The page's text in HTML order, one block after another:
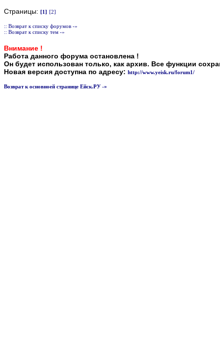
Страницы: [1] [2]
:: Возврат к списку форумов -»
:: Возврат к списку тем -»
Внимание !
Работа данного форума остановлена !
Он будет использован только, как архив. Все функции
Новая версия доступна по адресу: http://www.yeisk.ru/forum1/
Возврат к основноей странице Ейск.РУ -»